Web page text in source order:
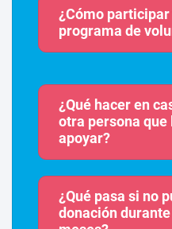
¿Cómo participar
programa de
¿Qué hacer en
otra persona que
apoyar?
¿Qué pasa si no
donación